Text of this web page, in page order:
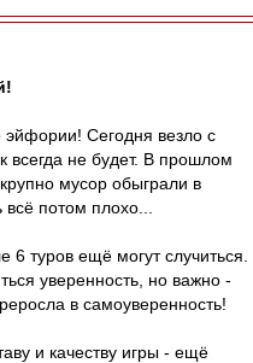
эйфории! Сегодня везло с
всегда не будет. В прошлом
мусор обыграли в
всё потом плохо...
6 туров ещё могут случиться.
уверенность, но важно -
в самоуверенность!
и качеству игры - ещё